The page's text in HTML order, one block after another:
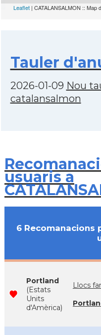
Leaflet | CATALANSALMON :: Map
Tauler
2026-01-09 Nou
catalansalmon
usuaris a
6 Recomanacions
Portland
(Estats
Units
d'Amèrica)
Llocs